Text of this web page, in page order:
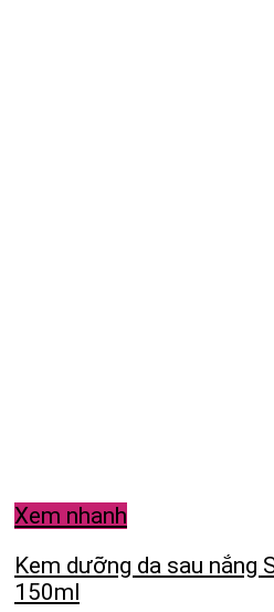
Xem nhanh
Kem dưỡng da sau nắng
150ml